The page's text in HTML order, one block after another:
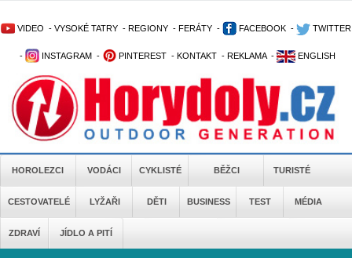
VIDEO - VYSOKÉ TATRY - REGIONY - FERÁTY - FACEBOOK - TWITTER
- INSTAGRAM - PINTEREST - KONTAKT - REKLAMA - ENGLISH
HOROLEZCI VODÁCI CYKLISTÉ BĚŽCI TURISTÉ
CESTOVATELÉ LYŽAŘI DĚTI BUSINESS TEST MÉDIA
ZDRAVÍ JÍDLO A PITÍ